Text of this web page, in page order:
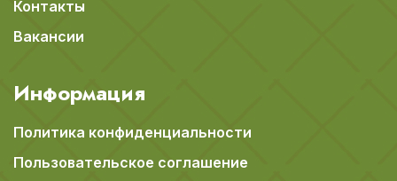
Контакты
Вакансии
Информация
Политика конфиденциальности
Пользовательское соглашение